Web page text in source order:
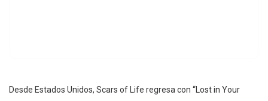
Desde Estados Unidos, Scars of Life regresa con “Lost in Your